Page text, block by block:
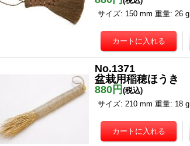
サイズ: 150 mm 重量: 26 g
No.1371
盆栽用稲穂ほうき
880円 (税込)
サイズ: 210 mm 重量: 18 g